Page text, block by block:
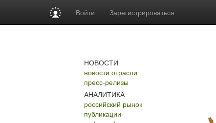
Войти Зарегистрироваться
НОВОСТИ
новости отрасли
пресс-релизы
АНАЛИТИКА
российский рынок
публикации